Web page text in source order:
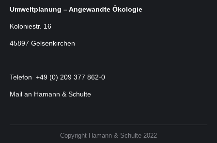
Umweltplanung – Angewandte Ökologie
Koloniestr. 16
45897 Gelsenkirchen
Telefon +49 (0) 209 377 862-0
Mail an Hamann & Schulte
Copyright Hamann & Schulte 2022